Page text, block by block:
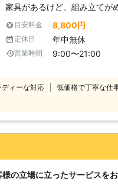
家具があるけど、組み立てが
そんな方はぜひ当社にご依頼ください。 近年は完成し
自身での組み立てが必要とな
てるタイプの家具は、購入時
ットです。 しかし、家具の組
み立てようとすると、部品
家具組み立ては、無理をせ
よ。 さらに、不要となった家具の分解も当社でおこなうことができますの
で、ぜひ合わせてご依頼くだ
目安料金 8,800円
定休日 年中無休
営業時間 9:00〜21:00
ディーな対応 低価格で丁寧な仕
の立場に立ったサービスを